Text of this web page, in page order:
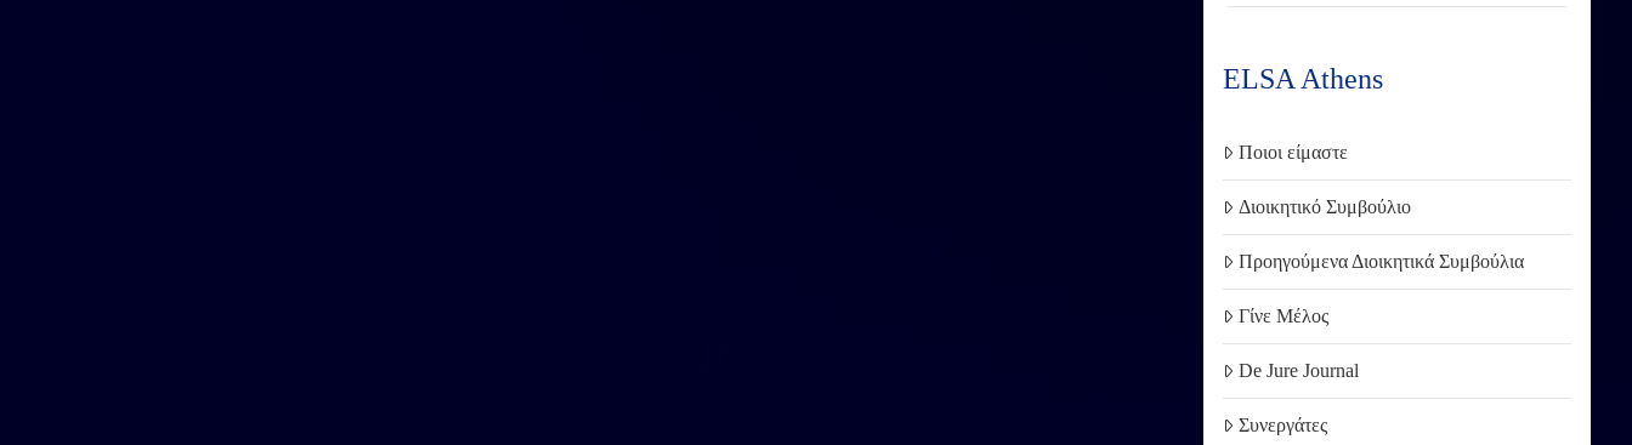
ELSA Athens
Ποιοι είμαστε
Διοικητικό Συμβούλιο
Προηγούμενα Διοικητικά Συμβούλια
Γίνε Μέλος
De Jure Journal
Συνεργάτες